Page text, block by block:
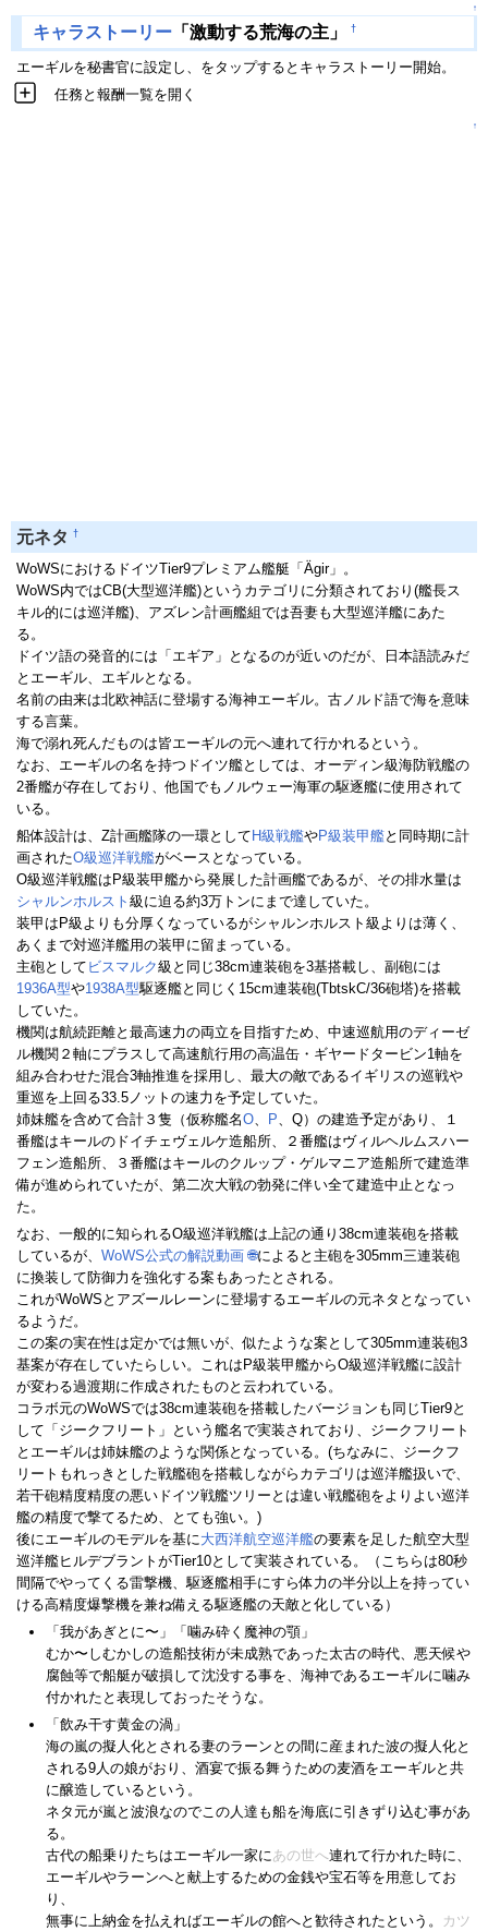
↑
キャラストーリー 「激動する荒海の主」 †
エーギルを秘書官に設定し、をタップするとキャラストーリー開始。
任務と報酬一覧を開く
↑
元ネタ †
WoWSにおけるドイツTier9プレミアム艦艇「Ägir」。
WoWS内ではCB(大型巡洋艦)というカテゴリに分類されており(艦長ス
キル的には巡洋艦)、アズレン計画艦組では吾妻も大型巡洋艦にあた
る。
ドイツ語の発音的には「エギア」となるのが近いのだが、日本語読みだ
とエーギル、エギルとなる。
名前の由来は北欧神話に登場する海神エーギル。古ノルド語で海を意味
する言葉。
海で溺れ死んだものは皆エーギルの元へ連れて行かれるという。
なお、エーギルの名を持つドイツ艦としては、オーディン級海防戦艦の
2番艦が存在しており、他国でもノルウェー海軍の駆逐艦に使用されて
いる。
船体設計は、Z計画艦隊の一環として H級戦艦やP級装甲艦と同時期に計
画されたO級巡洋戦艦がベースとなっている。
O級巡洋戦艦はP級装甲艦から発展した計画艦であるが、その排水量は
シャルンホルスト 級に迫る約3万トンにまで達していた。
装甲はP級よりも分厚くなっているがシャルンホルスト級よりは薄く、
あくまで対巡洋艦用の装甲に留まっている。
主砲として ビスマルク級と同じ38cm連装砲を3基搭載し、副砲には
1936A型や1938A型駆逐艦と同じく15cm連装砲(TbtskC/36砲塔)を搭載
していた。
機関は航続距離と最高速力の両立を目指すため、中速巡航用のディーゼ
ル機関２軸にプラスして高速航行用の高温缶・ギヤードタービン1軸を
組み合わせた混合3軸推進を採用し、最大の敵であるイギリスの巡戦や
重巡を上回る33.5ノットの速力を予定していた。
姉妹艦を含めて合計３隻（仮称艦名O、 P、Q）の建造予定があり、１
番艦はキールのドイチェヴェルケ造船所、２番艦はヴィルヘルムスハー
フェン造船所、３番艦はキールのクルップ・ゲルマニア造船所で建造準
備が進められていたが、第二次大戦の勃発に伴い全て建造中止となっ
た。
なお、一般的に知られるO級巡洋戦艦は上記の通り38cm連装砲を搭載
しているが、 WoWS公式の解説動画 🌐によると主砲を305mm三連装砲
に換装して防御力を強化する案もあったとされる。
これがWoWSとアズールレーンに登場するエーギルの元ネタとなってい
るようだ。
この案の実在性は定かでは無いが、似たような案として305mm連装砲3
基案が存在していたらしい。これはP級装甲艦からO級巡洋戦艦に設計
が変わる過渡期に作成されたものと云われている。
コラボ元のWoWSでは38cm連装砲を搭載したバージョンも同じTier9と
して「ジークフリート」という艦名で実装されており、ジークフリート
とエーギルは姉妹艦のような関係となっている。(ちなみに、ジークフ
リートもれっきとした戦艦砲を搭載しながらカテゴリは巡洋艦扱いで、
若干砲精度精度の悪いドイツ戦艦ツリーとは違い戦艦砲をよりよい巡洋
艦の精度で撃てるため、とても強い。)
後にエーギルのモデルを基に大西洋航空巡洋艦の要素を足した航空大型
巡洋艦ヒルデブラントがTier10として実装されている。（こちらは80秒
間隔でやってくる雷撃機、駆逐艦相手にすら体力の半分以上を持ってい
ける高精度爆撃機を兼ね備える駆逐艦の天敵と化している）
「我があぎとに〜」「噛み砕く魔神の顎」
むか〜しむかしの造船技術が未成熟であった太古の時代、悪天候や
腐蝕等で船艇が破損して沈没する事を、海神であるエーギルに噛み
付かれたと表現しておったそうな。
「飲み干す黄金の渦」
海の嵐の擬人化とされる妻のラーンとの間に産まれた波の擬人化と
される9人の娘がおり、酒宴で振る舞うための麦酒をエーギルと共
に醸造しているという。
ネタ元が嵐と波浪なのでこの人達も船を海底に引きずり込む事があ
る。
古代の船乗りたちはエーギル一家にあの世へ連れて行かれた時に、
エーギルやラーンへと献上するための金銭や宝石等を用意してお
り、
無事に上納金を払えればエーギルの館へと歓待されたという。
カツ